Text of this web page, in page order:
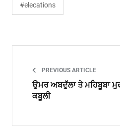
#elecations
PREVIOUS ARTICLE
ਉਮਰ ਅਬਦੁੱਲਾ ਤੇ ਮਹਿਬੂਬਾ
ਕਬੂਲੀ